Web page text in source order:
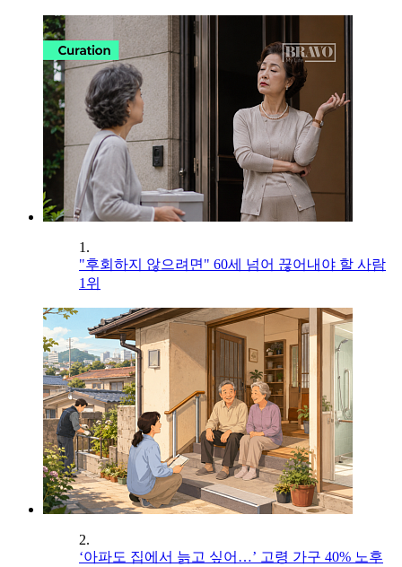
1.
"후회하지 않으려면" 60세 넘어 끊어내야 할 사람
1위
2.
‘아파도 집에서 늙고 싶어…’ 고령 가구 40% 노후